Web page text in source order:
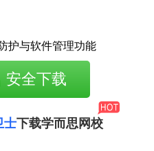
护与软件管理功能
安全下载
士下载学而思网校